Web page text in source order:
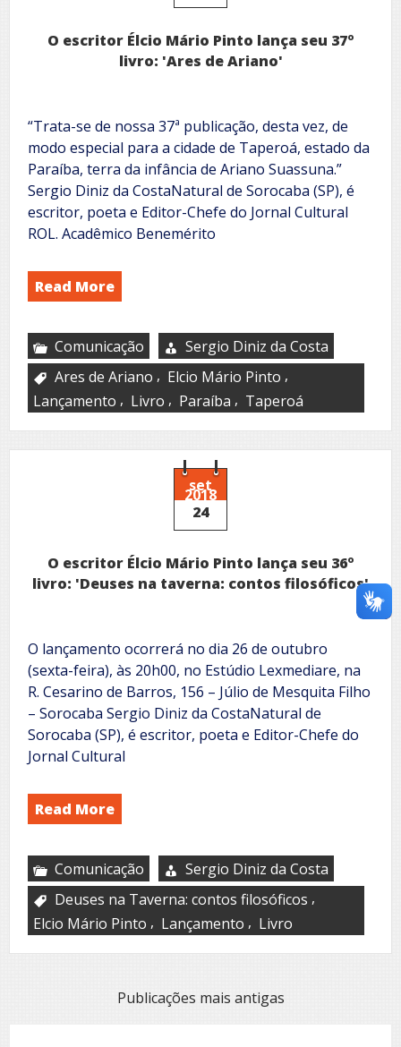
O escritor Élcio Mário Pinto lança seu 37º
livro: 'Ares de Ariano'
“Trata-se de nossa 37ª publicação, desta vez, de
modo especial para a cidade de Taperoá, estado da
Paraíba, terra da infância de Ariano Suassuna.”
Sergio Diniz da CostaNatural de Sorocaba (SP), é
escritor, poeta e Editor-Chefe do Jornal Cultural
ROL. Acadêmico Benemérito
Read More
Comunicação
Sergio Diniz da Costa
Ares de Ariano , Elcio Mário Pinto ,
Lançamento , Livro , Paraíba , Taperoá
set
2018
24
O escritor Élcio Mário Pinto lança seu 36º
livro: 'Deuses na taverna: contos filosóficos'
O lançamento ocorrerá no dia 26 de outubro
(sexta-feira), às 20h00, no Estúdio Lexmediare, na
R. Cesarino de Barros, 156 – Júlio de Mesquita Filho
– Sorocaba Sergio Diniz da CostaNatural de
Sorocaba (SP), é escritor, poeta e Editor-Chefe do
Jornal Cultural
Read More
Comunicação
Sergio Diniz da Costa
Deuses na Taverna: contos filosóficos ,
Elcio Mário Pinto , Lançamento , Livro
NavegaçãoPublicações mais antigas